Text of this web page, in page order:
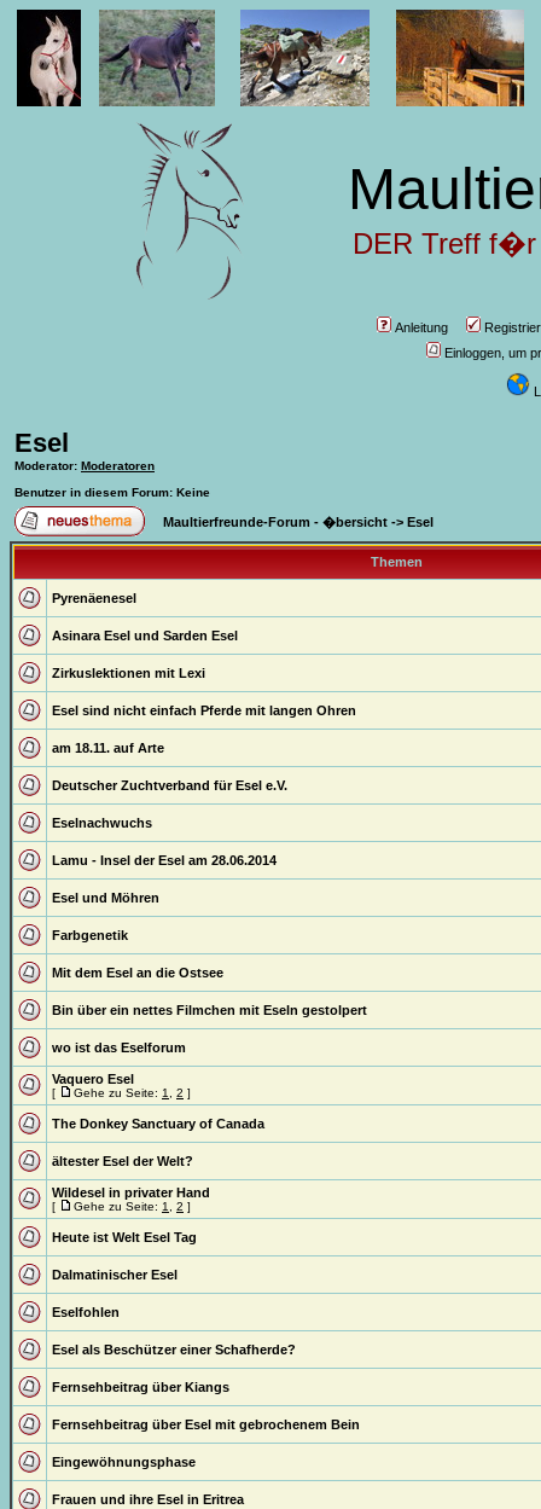
DER Treff f�r
Anleitung
Einloggen, um
Esel
Moderator: Moderatoren
Benutzer in diesem Forum: Keine
Maultierfreunde-Forum - �bersicht -> Esel
Themen
Pyrenäenesel
Asinara Esel und Sarden Esel
Zirkuslektionen mit Lexi
Esel sind nicht einfach Pferde mit langen Ohren
am 18.11. auf Arte
Deutscher Zuchtverband für Esel e.V.
Eselnachwuchs
Lamu - Insel der Esel am 28.06.2014
Esel und Möhren
Farbgenetik
Mit dem Esel an die Ostsee
Bin über ein nettes Filmchen mit Eseln gestolpert
wo ist das Eselforum
Vaquero Esel
[ Gehe zu Seite: 1 2 ]
The Donkey Sanctuary of Canada
ältester Esel der Welt?
Wildesel in privater Hand
[ Gehe zu Seite: 1 2 ]
Heute ist Welt Esel Tag
Dalmatinischer Esel
Eselfohlen
Esel als Beschützer einer Schafherde?
Fernsehbeitrag über Kiangs
Fernsehbeitrag über Esel mit gebrochenem Bein
Eingewöhnungsphase
Frauen und ihre Esel in Eritrea